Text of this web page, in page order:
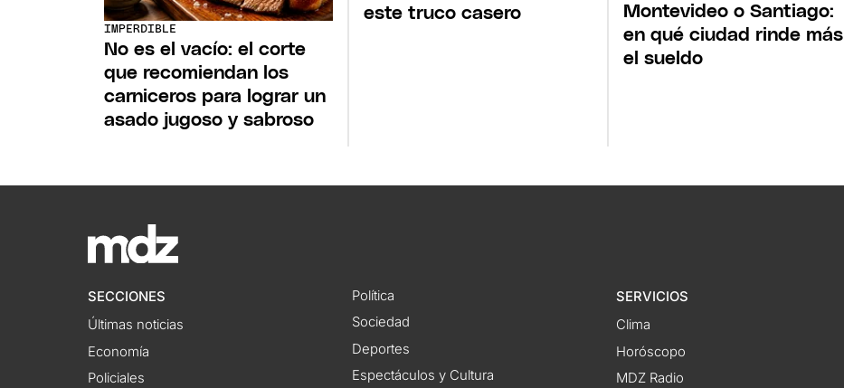
IMPERDIBLE
No es el vacío: el corte
que recomiendan los
carniceros para lograr un
asado jugoso y sabroso
este truco casero
Montevideo o Santiago:
en qué ciudad rinde más
el sueldo
SECCIONES
Últimas noticias
Economía
Policiales
Política
Sociedad
Deportes
Espectáculos y Cultura
SERVICIOS
Clima
Horóscopo
MDZ Radio